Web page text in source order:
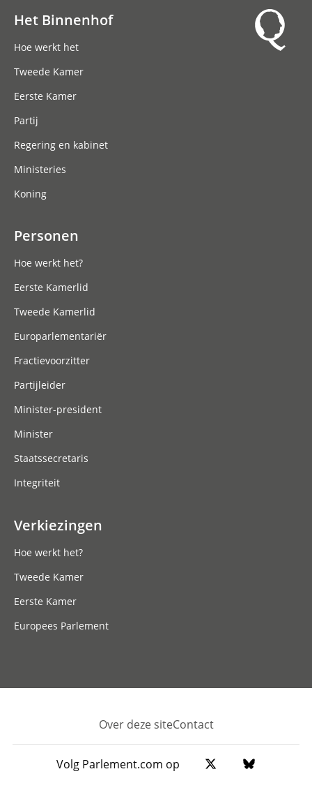
Het Binnenhof
Hoe werkt het
Tweede Kamer
Eerste Kamer
Partij
Regering en kabinet
Ministeries
Koning
Personen
Hoe werkt het?
Eerste Kamerlid
Tweede Kamerlid
Europarlementariër
Fractievoorzitter
Partijleider
Minister-president
Minister
Staatssecretaris
Integriteit
Verkiezingen
Hoe werkt het?
Tweede Kamer
Eerste Kamer
Europees Parlement
Footer
Over deze siteContact
Volg Parlement.com op